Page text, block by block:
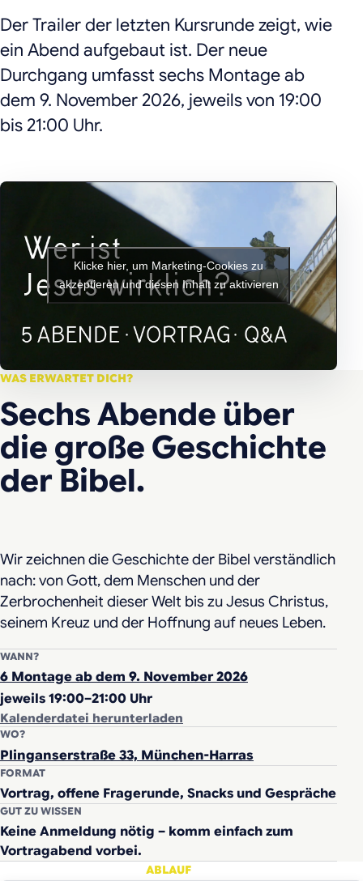
Der Trailer der letzten Kursrunde zeigt, wie
ein Abend aufgebaut ist. Der neue
Durchgang umfasst sechs Montage ab
dem 9. November 2026, jeweils von 19:00
bis 21:00 Uhr.
Klicke hier, um Marketing-Cookies zu
akzeptieren und diesen Inhalt zu aktivieren
WAS ERWARTET DICH?
Sechs Abende über
die große Geschichte
der Bibel.
Wir zeichnen die Geschichte der Bibel verständlich
nach: von Gott, dem Menschen und der
Zerbrochenheit dieser Welt bis zu Jesus Christus,
seinem Kreuz und der Hoffnung auf neues Leben.
WANN?
6 Montage ab dem 9. November 2026
jeweils 19:00–21:00 Uhr
Kalenderdatei herunterladen
WO?
Plinganserstraße 33, München-Harras
FORMAT
Vortrag, offene Fragerunde, Snacks und Gespräche
GUT ZU WISSEN
Keine Anmeldung nötig – komm einfach zum
Vortragabend vorbei.
ABLAUF